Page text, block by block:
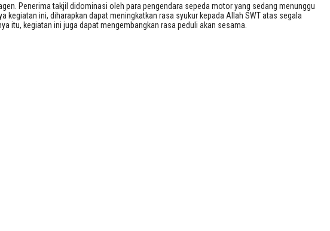
Penerima takjil didominasi oleh para pengendara sepeda motor yang sedang menunggu
ini, diharapkan dapat meningkatkan rasa syukur kepada Allah SWT atas segala
itu, kegiatan ini juga dapat mengembangkan rasa peduli akan sesama.